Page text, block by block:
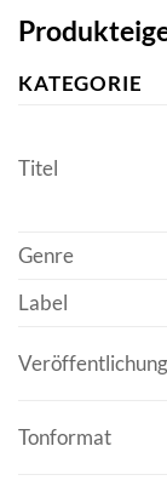
KATEGORIE
Titel
Genre
Label
Tonformat